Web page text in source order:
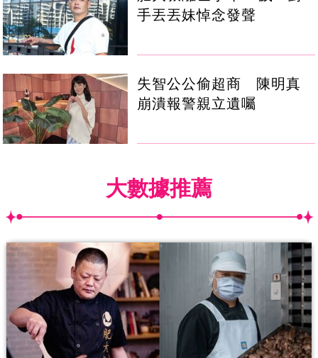
手丟丟妹悼念發聲
失智公公偷超商 陳明真
崩潰報警親立遺囑
大數據推薦